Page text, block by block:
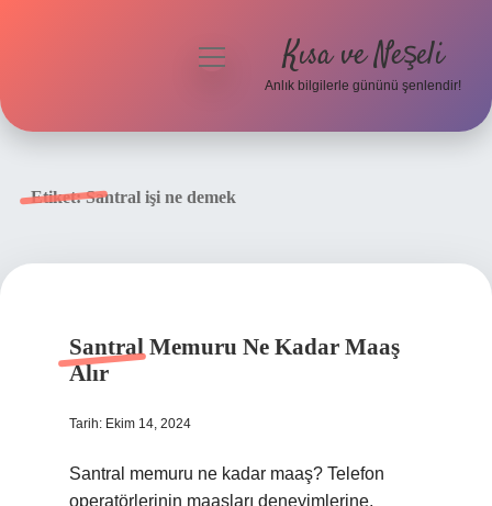
menüyü
Kısa ve Neşeli
Anlık bilgilerle gününü şenlendir!
Etiket:Santral işi ne demek
Santral Memuru Ne Kadar Maaş
Alır
Tarih: Ekim 14, 2024
Santral memuru ne kadar maaş? Telefon
operatörlerinin maaşları deneyimlerine,